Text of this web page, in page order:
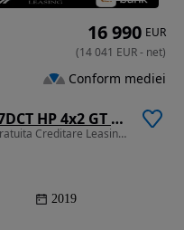
Kia Sportage 1.6 DSL MHEV 7DCT HP 4x2 GT Line
1598 cm3 • 136 CP • Garantie Revizie Gratuita Creditare Leasing Rate Fixe GT LINE
2019
16 990 EUR
(14 041 EUR- net)
Conform mediei